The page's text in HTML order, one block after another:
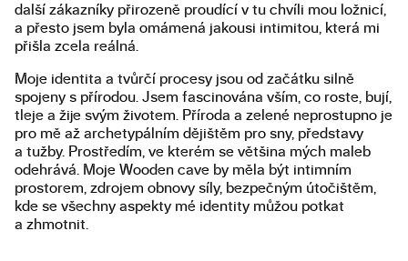
další zákazníky přirozeně proudící v tu chvíli mou ložnicí,
a přesto jsem byla omámená jakousi intimitou, která mi
přišla zcela reálná.
Moje identita a tvůrčí procesy jsou od začátku silně
spojeny s přírodou. Jsem fascinována vším, co roste, bují,
tleje a žije svým životem. Příroda a zelené neprostupno je
pro mě až archetypálním dějištěm pro sny, představy
a tužby. Prostředím, ve kterém se většina mých maleb
odehrává. Moje Wooden cave by měla být intimním
prostorem, zdrojem obnovy síly, bezpečným útočištěm,
kde se všechny aspekty mé identity můžou potkat
a zhmotnit.